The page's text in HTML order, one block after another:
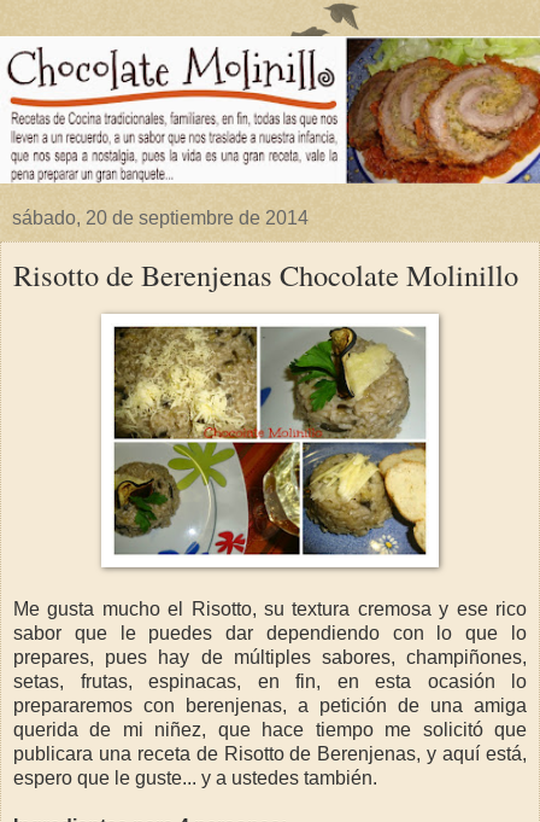
sábado, 20 de septiembre de 2014
Risotto de Berenjenas Chocolate Molinillo
Me gusta mucho el Risotto, su textura cremosa y ese rico
sabor que le puedes dar dependiendo con lo que lo
prepares, pues hay de múltiples sabores, champiñones,
setas, frutas, espinacas, en fin, en esta ocasión lo
prepararemos con berenjenas, a petición de una amiga
querida de mi niñez, que hace tiempo me solicitó que
publicara una receta de Risotto de Berenjenas, y aquí está,
espero que le guste... y a ustedes también.